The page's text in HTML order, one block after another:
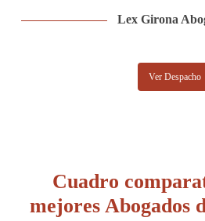
Lex Girona
Ver Despacho
Cuadro
mejores Abogados